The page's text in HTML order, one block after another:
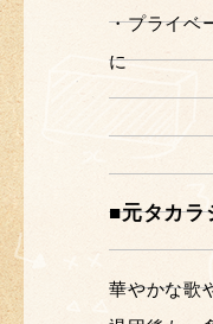
・プライベ
に
■元タカラ
華やかな歌